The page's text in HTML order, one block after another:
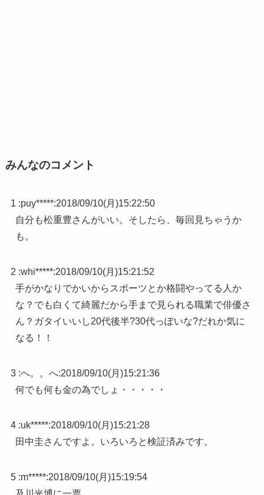
みんなのコメント
1 :puy*****:2018/09/10(月)15:22:50
自分も松重豊さんがいい。そしたら、毎回見ちゃうか
も。
2 :whi*****:2018/09/10(月)15:21:52
手がかなりでかいからスポーツとか格闘やってる人か
な？でも白くて綺麗だから手まで見られる職業で俳優さ
ん？ガタイいいし20代後半?30代っぽいな?だれか気に
なる！！
3 :へ。。へ:2018/09/10(月)15:21:36
何でも何も金の為でしょ・・・・・
4 :uk*****:2018/09/10(月)15:21:28
田中圭さんですよ。いろいろと検証済みです。
5 :m*****:2018/09/10(月)15:19:54